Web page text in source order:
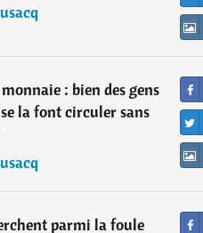
: bien des gens
la font circuler sans
parmi la foule